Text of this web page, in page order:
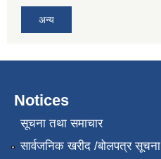
अन्य
Notices
सूचना तथा समाचार
सार्वजनिक खरीद /बोलपत्र सूचना